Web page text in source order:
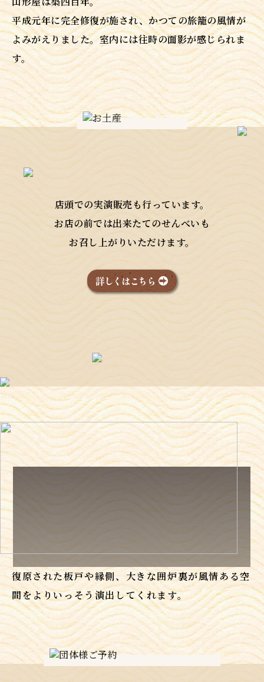
平成元年に完全修復が施され、かつての旅籠の風情が
よみがえりました。室内には往時の面影が感じられま
す。
店頭での実演販売も行っています。
お店の前では出来たてのせんべいも
お召し上がりいただけます。
詳しくはこちら
復原された板戸や縁側、大きな囲炉裏が風情ある空
間をよりいっそう演出してくれます。